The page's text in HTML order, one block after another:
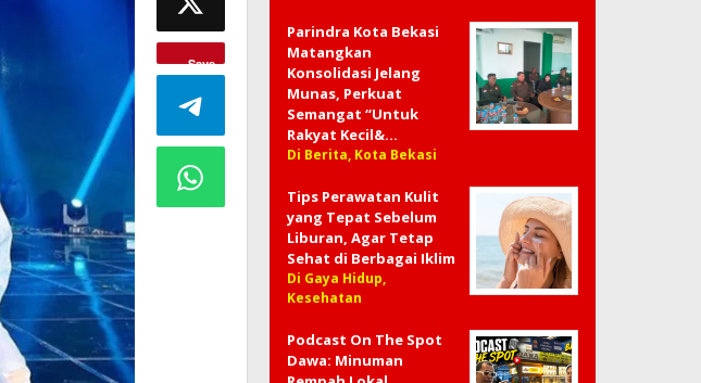
Save
Parindra Kota Bekasi
Matangkan
Konsolidasi Jelang
Munas, Perkuat
Semangat “Untuk
Rakyat Kecil&…
Di Berita, Kota Bekasi
Tips Perawatan Kulit
yang Tepat Sebelum
Liburan, Agar Tetap
Sehat di Berbagai Iklim
Di Gaya Hidup,
Kesehatan
Podcast On The Spot
Dawa: Minuman